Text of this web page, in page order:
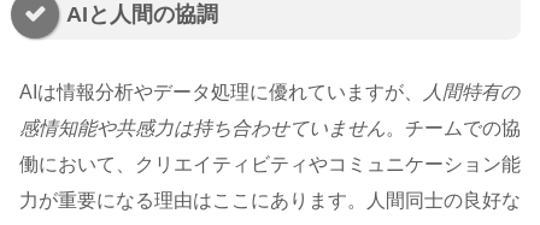
AIと人間の協調
AIは情報分析やデータ処理に優れていますが、
人間特有の
感情知能や共感力は持ち合わせていません。チームでの協
働において、クリエイティビティやコミュニケーション能
力が重要になる理由はここにあります。人間同士の良好な